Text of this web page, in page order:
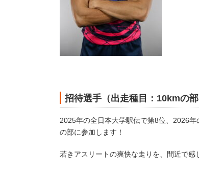
招待選手（出走種目：10kmの部
2025年の全日本大学駅伝で第8位、2026
の部に参加します！
若きアスリートの爽快な走りを、間近で感